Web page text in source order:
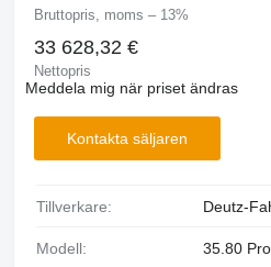
Bruttopris, moms – 13%
33 628,32 €
Nettopris
Meddela mig när priset ändras
Kontakta säljaren
Tillverkare: Deutz-
Modell: 35.80